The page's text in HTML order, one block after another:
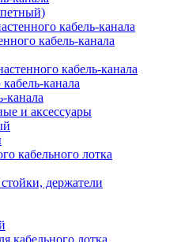
кабель-канала
кабель-канала
кабель-канала
канала
канала
и аксессуары
кабельного лотка
держатели
кабельного лотка